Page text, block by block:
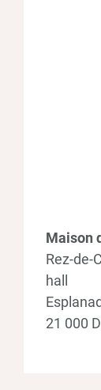
Maison
Rez-de-
hall
21 000